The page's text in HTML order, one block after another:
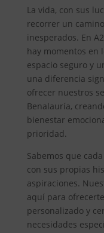
La vida, con sus
recorrer un
inesperados. En
hay momentos en
espacio seguro y
una diferencia
ofrecer nuestros
Benalauría,
bienestar
prioridad.
Sabemos que
con sus propias
aspiraciones.
aquí para
personalizado y
necesidades